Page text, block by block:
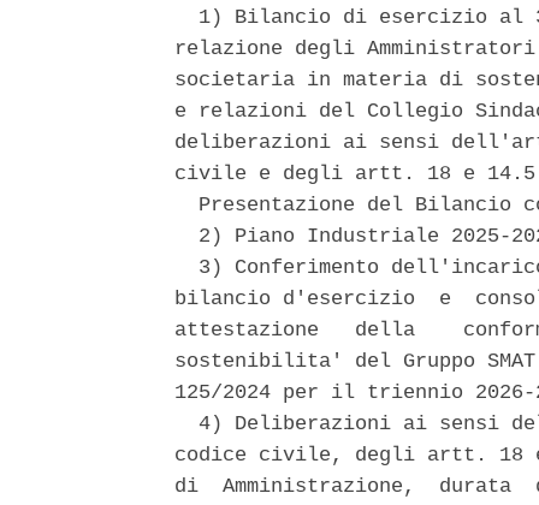
1) Bilancio di esercizio al
relazione degli
societaria in materia di
e relazioni del Collegio
deliberazioni ai sensi
civile e degli artt. 18 e
Presentazione del Bilancio
2) Piano Industriale 2025-
3) Conferimento
bilancio d'esercizio  e
attestazione   della
sostenibilita' del Gruppo
125/2024 per il triennio
4) Deliberazioni ai sensi
codice civile, degli artt. 18
di  Amministrazione,  durata